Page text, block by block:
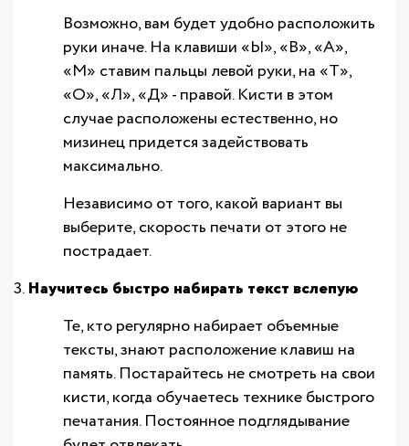
Возможно, вам будет удобно расположить
руки иначе. На клавиши «Ы», «В», «А»,
«М» ставим пальцы левой руки, на «Т»,
«О», «Л», «Д» - правой. Кисти в этом
случае расположены естественно, но
мизинец придется задействовать
максимально.
Независимо от того, какой вариант вы
выберите, скорость печати от этого не
пострадает.
Научитесь быстро набирать текст вслепую
Те, кто регулярно набирает объемные
тексты, знают расположение клавиш на
память. Постарайтесь не смотреть на свои
кисти, когда обучаетесь технике быстрого
печатания. Постоянное подглядывание